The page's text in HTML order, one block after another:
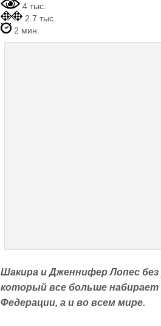
4 тыс.
2.7 тыс.
2 мин.
Шакира и Дженнифер Лопес
который все больше набирает
Федерации, а и во всем мире.